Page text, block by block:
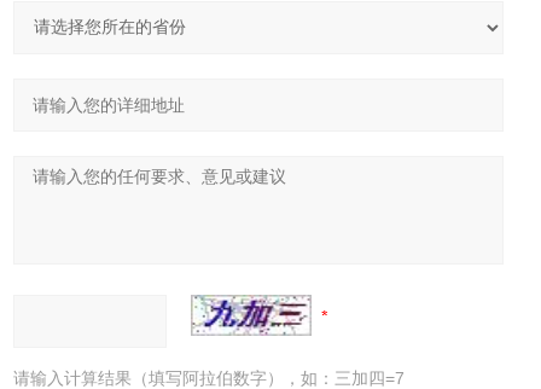
请输入计算结果（填写阿拉伯数字），如：三加四=7